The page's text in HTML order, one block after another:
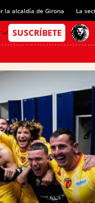
la alcaldía de Girona La